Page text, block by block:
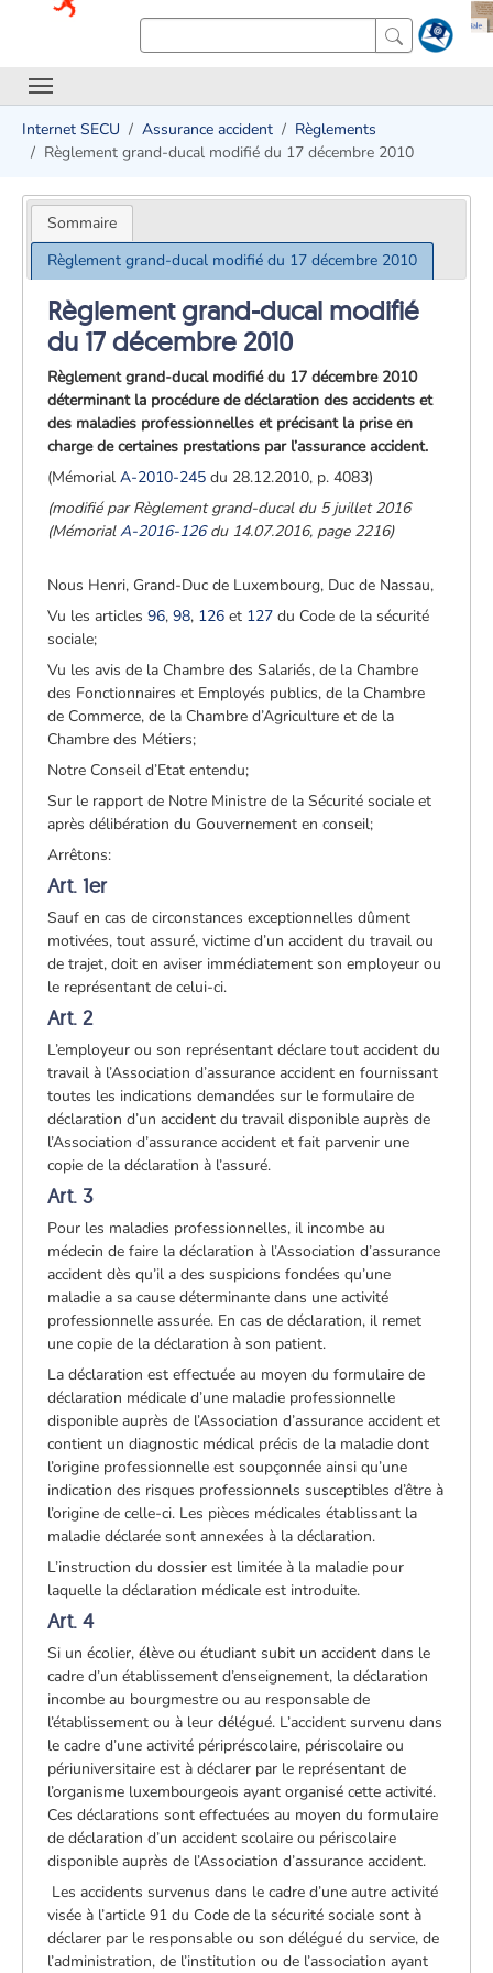
Internet SECU Assurance accident
Règlements
Règlement grand-ducal modifié du 17 décembre 2010
Sommaire
Règlement grand-ducal modifié du 17 décembre 2010
Règlement grand-ducal modifié
du 17 décembre 2010
Règlement grand-ducal modifié du 17 décembre 2010
déterminant la procédure de déclaration des accidents et
des maladies professionnelles et précisant la prise en
charge de certaines prestations par l’assurance accident.
(MémorialA-2010-245 du 28.12.2010, p. 4083)
(modifié par Règlement grand-ducal du 5 juillet 2016
(MémorialA-2016-126du 14.07.2016, page 2216)
Nous Henri, Grand-Duc de Luxembourg, Duc de Nassau,
Vu les articles96,98, 126 et 127 du Code de la sécurité
sociale;
Vu les avis de la Chambre des Salariés, de la Chambre
des Fonctionnaires et Employés publics, de la Chambre
de Commerce, de la Chambre d’Agriculture et de la
Chambre des Métiers;
Notre Conseil d’Etat entendu;
Sur le rapport de Notre Ministre de la Sécurité sociale et
après délibération du Gouvernement en conseil;
Arrêtons:
Art. 1er
Sauf en cas de circonstances exceptionnelles dûment
motivées, tout assuré, victime d’un accident du travail ou
de trajet, doit en aviser immédiatement son employeur ou
le représentant de celui-ci.
Art. 2
L’employeur ou son représentant déclare tout accident du
travail à l’Association d’assurance accident en fournissant
toutes les indications demandées sur le formulaire de
déclaration d’un accident du travail disponible auprès de
l’Association d’assurance accident et fait parvenir une
copie de la déclaration à l’assuré.
Art. 3
Pour les maladies professionnelles, il incombe au
médecin de faire la déclaration à l’Association d’assurance
accident dès qu’il a des suspicions fondées qu’une
maladie a sa cause déterminante dans une activité
professionnelle assurée. En cas de déclaration, il remet
une copie de la déclaration à son patient.
La déclaration est effectuée au moyen du formulaire de
déclaration médicale d’une maladie professionnelle
disponible auprès de l’Association d’assurance accident et
contient un diagnostic médical précis de la maladie dont
l’origine professionnelle est soupçonnée ainsi qu’une
indication des risques professionnels susceptibles d’être à
l’origine de celle-ci. Les pièces médicales établissant la
maladie déclarée sont annexées à la déclaration.
L’instruction du dossier est limitée à la maladie pour
laquelle la déclaration médicale est introduite.
Art. 4
Si un écolier, élève ou étudiant subit un accident dans le
cadre d’un établissement d’enseignement, la déclaration
incombe au bourgmestre ou au responsable de
l’établissement ou à leur délégué. L’accident survenu dans
le cadre d’une activité péripréscolaire, périscolaire ou
périuniversitaire est à déclarer par le représentant de
l’organisme luxembourgeois ayant organisé cette activité.
Ces déclarations sont effectuées au moyen du formulaire
de déclaration d’un accident scolaire ou périscolaire
disponible auprès de l’Association d’assurance accident.
Les accidents survenus dans le cadre d’une autre activité
visée à l’article 91 du Code de la sécurité sociale sont à
déclarer par le responsable ou son délégué du service, de
l’administration, de l’institution ou de l’association ayant